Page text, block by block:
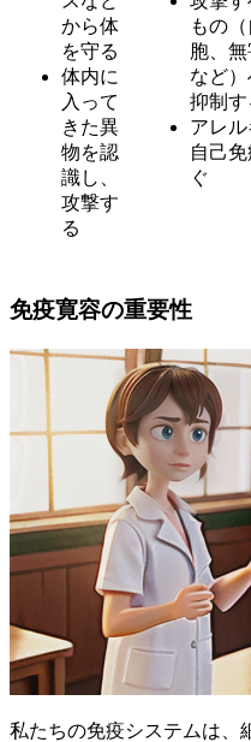
から体
を守る
体内に
入って
きた異
物を認
識し、
攻撃す
る
もの
胞、
など
抑制す
アレ
自己
ぐ
免疫寛容の重要性
私たちの免疫システムは、